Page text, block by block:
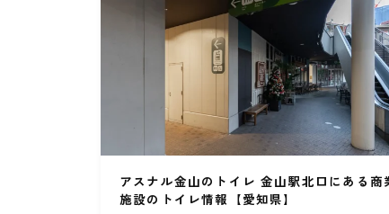
アスナル金山のトイレ 金山駅北口にある商
施設のトイレ情報【愛知県】